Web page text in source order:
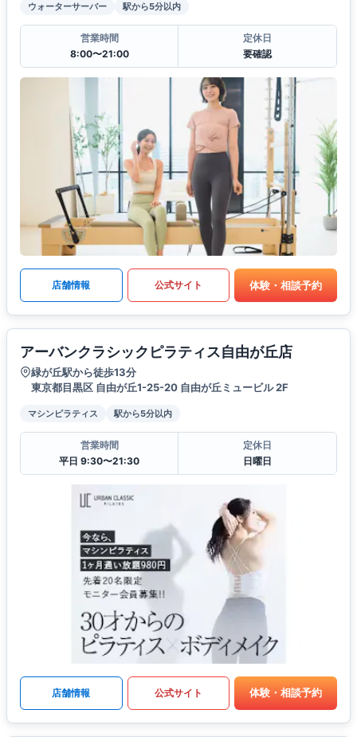
ウォーターサーバー 駅から5分以内
営業時間
8:00〜21:00
定休日
要確認
店舗情報 公式サイト 体験・相談予約
アーバンクラシックピラティス自由が丘店
緑が丘駅から徒歩13分
東京都目黒区 自由が丘1-25-20 自由が丘ミュービル 2F
マシンピラティス 駅から5分以内
営業時間
平日 9:30〜21:30
定休日
日曜日
店舗情報 公式サイト 体験・相談予約